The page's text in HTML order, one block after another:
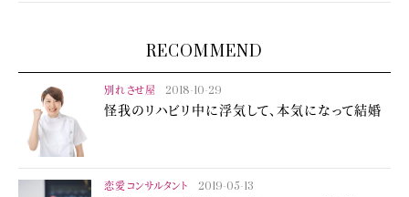
RECOMMEND
別れさせ屋 2018-10-29
怪我のリハビリ中に浮気して、本気になって結婚
恋愛コンサルタント 2019-05-13